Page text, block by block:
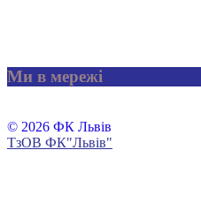
Ми в мережі
© 2026 ФК Львів
ТзОВ ФК"Львів"